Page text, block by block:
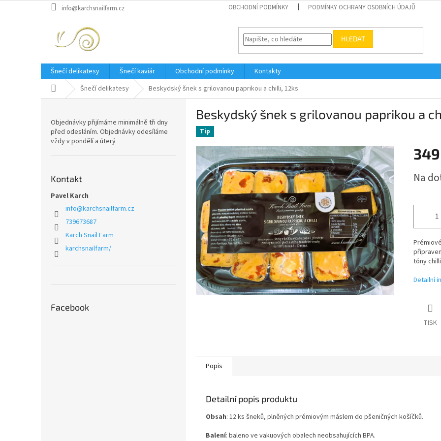
na
info@karchsnailfarm.cz OBCHODNÍ PODMÍNKY PODMÍNKY OCHRANY OSOBNÍCH ÚDAJŮ
HLEDAT
Šnečí delikatesy Šnečí kaviár Obchodní podmínky
Kontakty
Domů Šnečí delikatesy Beskydský šnek s grilovanou paprikou a chilli, 12ks
Objednávky přijímáme minimálně tři dny
před odesláním. Objednávky odesíláme
vždy v pondělí a úterý
Kontakt
Pavel Karch
info@karchsnailfarm.cz
739673687
Karch Snail Farm
karchsnailfarm/
Facebook
Beskydský šnek s grilovanou paprikou a
Tip
cena:
Na
tóny
Detailní
TISK
Popis
Detailní popis produktu
Obsah: 12 ks šneků, plněných prémiovým máslem do pšeničných košíčků.
Balení: baleno ve vakuových obalech neobsahujících BPA.